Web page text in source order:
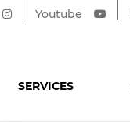
Youtube
SERVICES